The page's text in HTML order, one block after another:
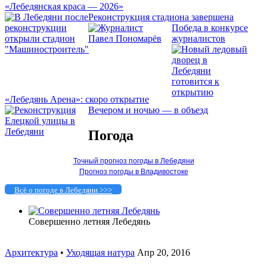
«Лебедянская краса — 2026»
Реконструкция стадиона завершена
Победа в конкурсе
журналистов
«Лебедянь Арена»: скоро открытие
Вечером и ночью — в объезд
Погода
Точный прогноз погоды в Лебедяни
Прогноз погоды в Владивостоке
Всё о погоде в Лебедяни >>>
Совершенно летняя Лебедянь
Архитектура • Уходящая натура Апр 20, 2016